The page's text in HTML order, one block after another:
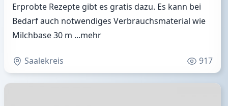
Erprobte Rezepte gibt es gratis dazu. Es kann bei
Bedarf auch notwendiges Verbrauchsmaterial wie
Milchbase 30 m ...mehr
Saalekreis 917